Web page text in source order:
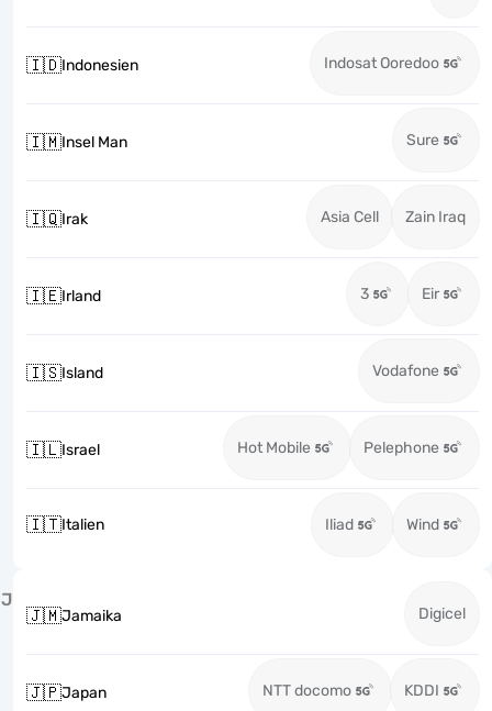
🇮🇩Indonesien Indosat Ooredoo
🇮🇲Insel Man Sure
🇮🇶Irak Asia Cell Zain Iraq
🇮🇪Irland 3 Eir
🇮🇸Island Vodafone
🇮🇱Israel Hot Mobile Pelephone
🇮🇹Italien Iliad Wind
J
🇯🇲Jamaika Digicel
🇯🇵Japan NTT docomo KDDI